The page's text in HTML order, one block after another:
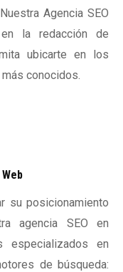
Agencia SEO
la redacción de
ubicarte en los
conocidos.
su posicionamiento
agencia SEO en
especializados en
de búsqueda: